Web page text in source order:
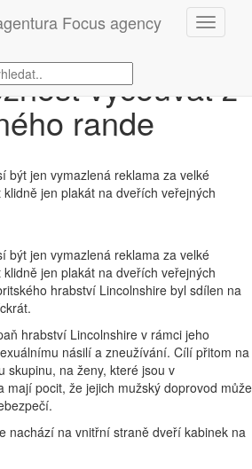
nabízí
vycouvat z
rande
být jen vymazlená reklama za velké
jen plakát na dveřích veřejných
být jen vymazlená reklama za velké
jen plakát na dveřích veřejných
hrabství Lincolnshire byl sdílen na
hrabství Lincolnshire v rámci jeho
násilí a zneužívání. Cílí přitom na
skupinu, na ženy, které jsou v
mají pocit, že jejich mužský doprovod může
nachází na vnitřní straně dveří kabinek na